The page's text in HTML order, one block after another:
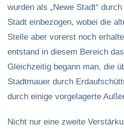
wurden als „Newe Stadt“
Stadt einbezogen, wobei die
Stelle aber vorerst noch
entstand in diesem Bereich
Gleichzeitig begann man, die
Stadtmauer durch
durch einige vorgelagerte
Nicht nur eine zweite